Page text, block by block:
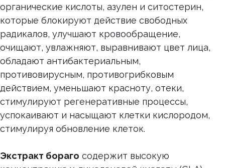
органические кислоты, азулен и ситостерин,
которые блокируют действие свободных
радикалов, улучшают кровообращение,
очищают, увлажняют, выравнивают цвет лица,
обладают антибактериальным,
противовирусным, противогрибковым
действием, уменьшают красноту, отеки,
стимулируют регенеративные процессы,
успокаивают и насыщают клетки кислородом,
стимулируя обновление клеток.
Экстракт бораго содержит высокую